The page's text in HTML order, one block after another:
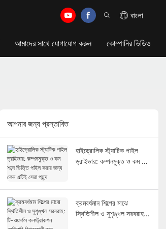
বাংলা
আমাদের সাথে যোগাযোগ করুন কোম্পানির ভিডিও
আপনার জন্য প্রস্তাবিত
হাইড্রোলিক স্ট্যাটিক পাইল
ড্রাইভার: কম্পনমুক্ত ও কম শব্দে
ক্রমবর্ধমান শিল্পের মাঝে
স্থিতিশীল ও সুশৃঙ্খল সরবরাহ: